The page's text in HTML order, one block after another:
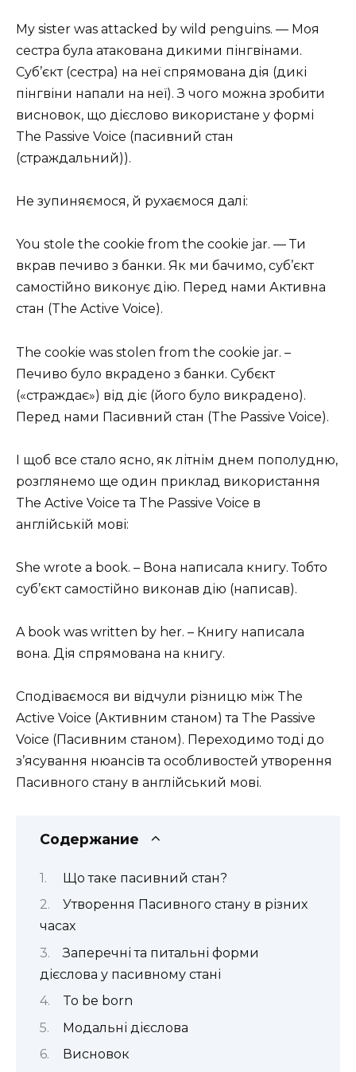
My sister was attacked by wild penguins. — Моя
сестра була атакована дикими пінгвінами.
Суб’єкт (сестра) на неї спрямована дія (дикі
пінгвіни напали на неї). З чого можна зробити
висновок, що дієслово використане у формі
The Passive Voice (пасивний стан
(страждальний)).
Не зупиняємося, й рухаємося далі:
You stole the cookie from the cookie jar. — Ти
вкрав печиво з банки. Як ми бачимо, суб’єкт
самостійно виконує дію. Перед нами Активна
стан (The Active Voice).
The cookie was stolen from the cookie jar. –
Печиво було вкрадено з банки. Субєкт
(«страждає») від діє (його було викрадено).
Перед нами Пасивний стан (The Passive Voice).
І щоб все стало ясно, як літнім днем пополудню,
розглянемо ще один приклад використання
The Active Voice та The Passive Voice в
англійській мові:
She wrote a book. – Вона написала книгу. Тобто
суб’єкт самостійно виконав дію (написав).
A book was written by her. – Книгу написала
вона. Дія спрямована на книгу.
Сподіваємося ви відчули різницю між The
Active Voice (Активним станом) та The Passive
Voice (Пасивним станом). Переходимо тоді до
з’ясування нюансів та особливостей утворення
Пасивного стану в англійський мові.
Содержание
Що таке пасивний стан?
Утворення Пасивного стану в різних
часах
Заперечні та питальні форми
дієслова у пасивному стані
To be born
Модальні дієслова
Висновок